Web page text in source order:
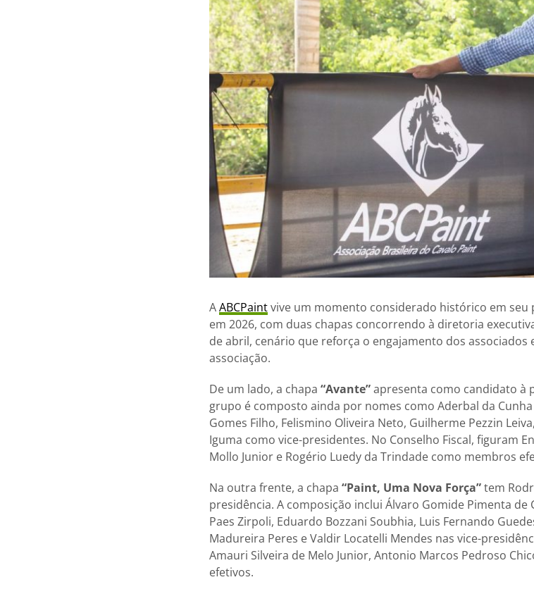
AABCPaintvive um momento considerado histórico em
em 2026, com duas chapas concorrendo à diretoria
de abril, cenário que reforça o engajamento dos
associação.
De um lado, a chapa “Avante”apresenta como candidato à
grupo é composto ainda por nomes como Aderbal da
Gomes Filho, Felismino Oliveira Neto, Guilherme Pezzin
Iguma como vice-presidentes. No Conselho Fiscal, figuram
Mollo Junior e Rogério Luedy da Trindade como membros
Na outra frente, a chapa “Paint, Uma Nova Força”tem
presidência. A composição inclui Álvaro Gomide Pimenta de
Paes Zirpoli, Eduardo Bozzani Soubhia, Luis Fernando
Madureira Peres e Valdir Locatelli Mendes nas vice-
Amauri Silveira de Melo Junior, Antonio Marcos Pedroso
efetivos.